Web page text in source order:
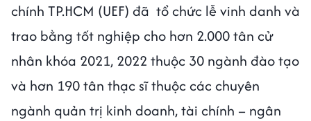
chính TP.HCM (UEF) đã tổ chức lễ vinh danh và
trao bằng tốt nghiệp cho hơn 2.000 tân cử
nhân khóa 2021, 2022 thuộc 30 ngành đào tạo
và hơn 190 tân thạc sĩ thuộc các chuyên
ngành quản trị kinh doanh, tài chính – ngân